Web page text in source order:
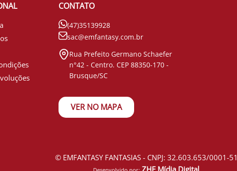
CONTATO
(47)35139928
sac@emfantasy.com.br
Rua Prefeito Germano Schaefer
n°42 - Centro. CEP 88350-170 -
Brusque/SC
VER NO MAPA
© EMFANTASY FANTASIAS - CNPJ: 32.603.653/0001-51